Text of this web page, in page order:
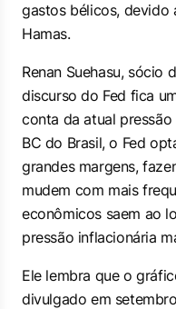
gastos bélicos, devido
Hamas.
Renan Suehasu, sócio
discurso do Fed fica
conta da atual
BC do Brasil, o Fed
grandes margens,
mudem com mais
econômicos saem ao
pressão inflacionária
Ele lembra que o
divulgado em